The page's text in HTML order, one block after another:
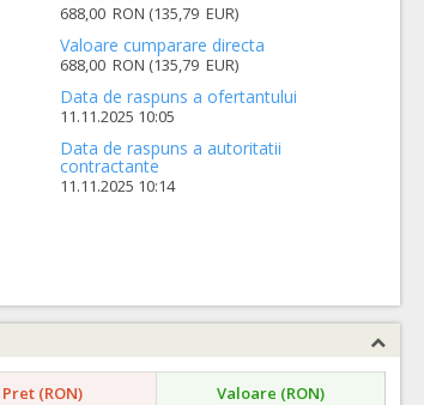
688,00 RON (135,79 EUR)
Valoare cumparare directa
688,00 RON (135,79 EUR)
Data de raspuns a ofertantului
11.11.2025 10:05
Data de raspuns a autoritatii
contractante
11.11.2025 10:14
Pret (RON) Valoare (RON)